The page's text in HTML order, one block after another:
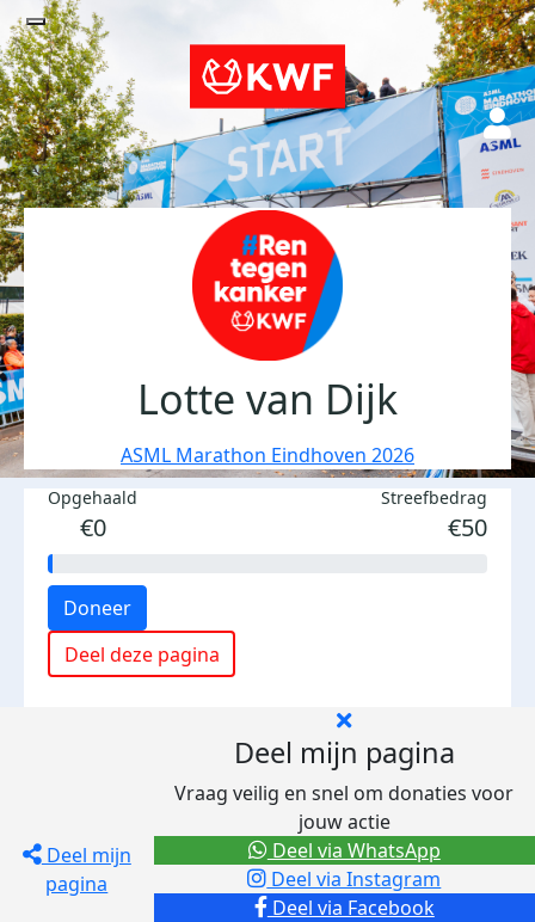
Lotte van Dijk
ASML Marathon Eindhoven 2026
Opgehaald
€0
Streefbedrag
€50
Doneer
Deel deze pagina
Deel mijn
pagina
Deel mijn pagina
Vraag veilig en snel om donaties voor
jouw actie
Deel via Facebook
Deel via Instagram
Deel via WhatsApp